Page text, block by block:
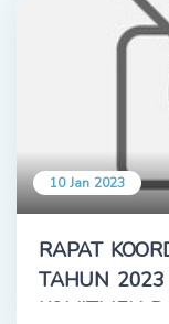
10 Jan 2023
RAPAT
TAHUN 2023
KOMITMEN